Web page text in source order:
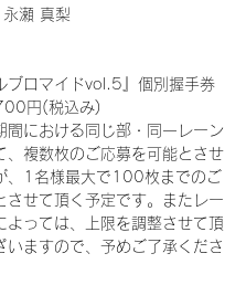
永瀬 真梨
ブロマイドvol.5』個別握手券
円(税込み)
における同じ部・同一レーン
、複数枚のご応募を可能とさせ
、1名様最大で100枚までのご
させて頂く予定です。またレー
よっては、上限を調整させて頂
いますので、予めご了承くださ